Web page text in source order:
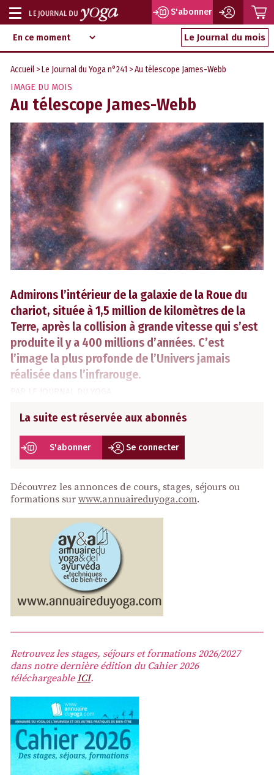
Aller
au
contenu
d‘information
indépendant
Afficher
ou
masquer
la
navigation
S'abonner
Le Journal du mois
Accueil >Le Journal du Yoga n°241 > Au télescope James-Webb
IMAGE DU MOIS
Au télescope James-Webb
Admirons l’intérieur de la galaxie de la Roue du
chariot, située à 1,5 million de kilomètres de la
Terre, après la collision à grande vitesse qui s’est
produite il y a 400 millions d’années. C’est
l’image la plus profonde de l’Univers jamais
réalisée dans l’infrarouge.
La suite est réservée aux abonnés
S'abonner Se connecter
Découvrez les annonces de cours, stages, séjours ou
formations sur www.annuaireduyoga.com.
Retrouvez les stages, séjours et formations 2026/2027
dans notre dernière édition du Cahier 2026
téléchargeableICI.